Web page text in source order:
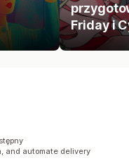
Friday i
and automate delivery